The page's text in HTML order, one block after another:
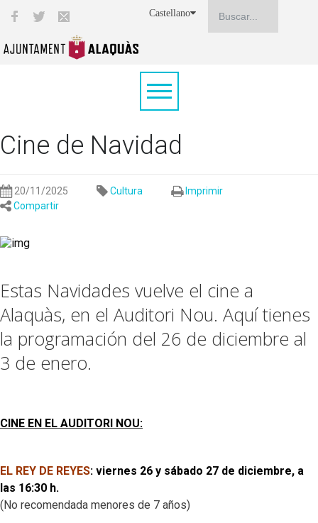
Castellano
Cine de Navidad
20/11/2025 Cultura
Imprimir
Compartir
Estas Navidades vuelve el cine a
Alaquàs, en el Auditori Nou. Aquí tienes
la programación del 26 de diciembre al
3 de enero.
CINE EN EL AUDITORI NOU:
EL REY DE REYES: viernes 26 y sábado 27 de diciembre, a
las 16:30 h.
(No recomendada menores de 7 años)